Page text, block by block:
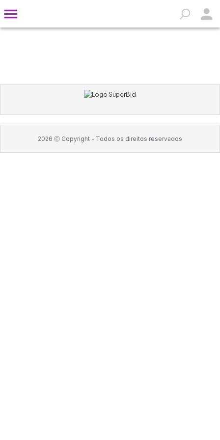
2026 Ⓒ Copyright - Todos os direitos reservados